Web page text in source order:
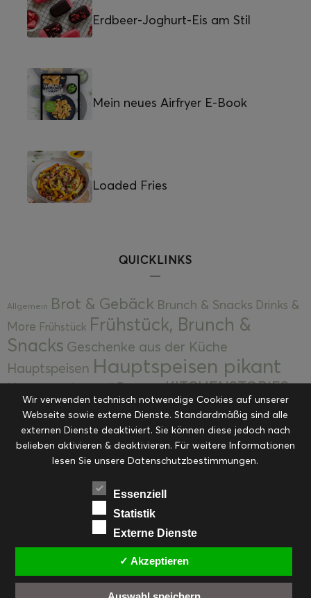
Erdbeer-Joghurt-Eis am Stil
Mein neues Airfryer E-Book
Loaded Fries
QUICKLINKS
Allgemein Brot & Gebäck Brunch & Snacks Drinks &
More Frühstück Frühstück, Brunch &
Snacks Geschenke aus der Küche
Hauptspeisen Hauptspeisen pikant
Hauptspeisen süßKekseKITCHENSTORIES
Kuchen, Torten & Desserts Kuchen und
Desserts Kulinarik Kulinarische Mitbringsel &
Eingemachtes Ohne Kategorie Ostern Resteküche
RezepteSaisonalSliderStartseite
Suppen, Salate & Vorspeisen
Vorspeisen, Salate & Suppen
Weihnachten Workshops & Events
Wir verwenden technisch notwendige Cookies auf unserer
Webseite sowie externe Dienste. Standardmäßig sind alle
externen Dienste deaktiviert. Sie können diese jedoch nach
belieben aktivieren & deaktivieren. Für weitere Informationen
lesen Sie unsere Datenschutzbestimmungen.
Essenziell
Statistik
Externe Dienste
✓ Akzeptieren